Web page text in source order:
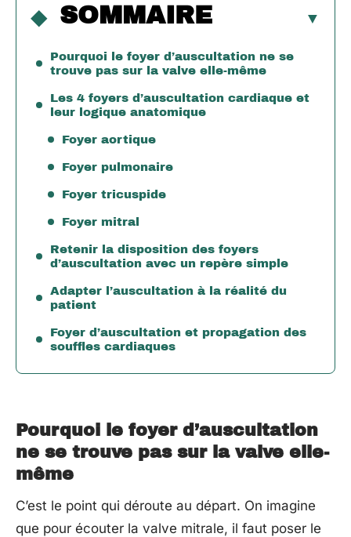
SOMMAIRE
Pourquoi le foyer d’auscultation ne se
trouve pas sur la valve elle-même
Les 4 foyers d’auscultation cardiaque et
leur logique anatomique
Foyer aortique
Foyer pulmonaire
Foyer tricuspide
Foyer mitral
Retenir la disposition des foyers
d’auscultation avec un repère simple
Adapter l’auscultation à la réalité du
patient
Foyer d’auscultation et propagation des
souffles cardiaques
Pourquoi le foyer d’auscultation
ne se trouve pas sur la valve elle-
même
C’est le point qui déroute au départ. On imagine
que pour écouter la valve mitrale, il faut poser le